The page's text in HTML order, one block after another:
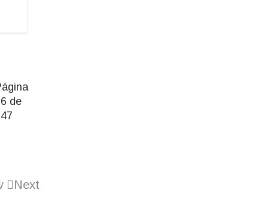
de
Next